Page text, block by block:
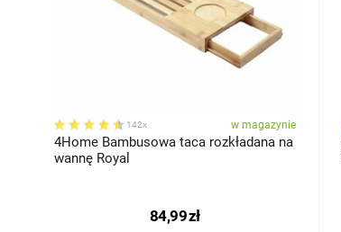
142x w magazynie
4Home Bambusowa taca rozkładana na
wannę Royal
84,99zł